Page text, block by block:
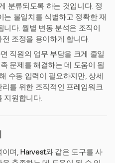
분류되도록 하는 것입니다. 정
는 불일치를 식별하고 정확한 재
다. 월별 변동 분석은 조직이
조정을 용이하게 합니다.
직원의 업무 부담을 크게 줄일
문제를 해결하는 데 도움이 됩
수동 입력이 필요하지만, 상세
를 위한 조직적인 프레임워크
지원합니다.
이며,Harvest와 같은 도구를 사